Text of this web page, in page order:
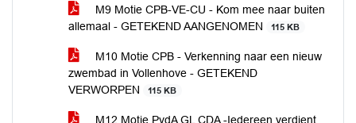
M9 Motie CPB-VE-CU - Kom mee naar buiten
allemaal - GETEKEND AANGENOMEN
115 KB
M10 Motie CPB - Verkenning naar een nieuw
zwembad in Vollenhove - GETEKEND
VERWORPEN
115 KB
M12 Motie PvdA GL CDA -Iedereen verdient